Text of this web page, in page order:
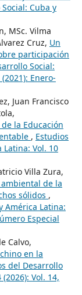
Cuba y
MSc. Vilma
Cruz, Un
participación
Social:
Enero-
Juan Francisco
la Educación
, Estudios
Latina: Vol. 10
Villa Zura,
ambiental de la
sólidos ,
América Latina:
Especial
Calvo,
en la
del Desarrollo
Vol. 14,